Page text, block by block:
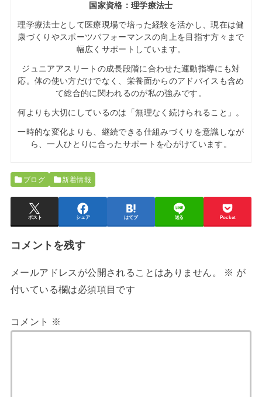
国家資格：理学療法士
理学療法士として医療現場で培った経験を活かし、現在は健
康づくりやスポーツパフォーマンスの向上を目指す方々まで
幅広くサポートしています。
ジュニアアスリートの成長段階に合わせた運動指導にも対
応。体の使い方だけでなく、栄養面からのアドバイスも含め
て総合的に関われるのが私の強みです。
何よりも大切にしているのは「無理なく続けられること」。
一時的な変化よりも、継続できる仕組みづくりを意識しなが
ら、一人ひとりに合ったサポートを心がけています。
ブログ 新着情報
ポスト シェア はてブ 送る Pocket
コメントを残す
メールアドレスが公開されることはありません。 ※ が
付いている欄は必須項目です
コメント ※